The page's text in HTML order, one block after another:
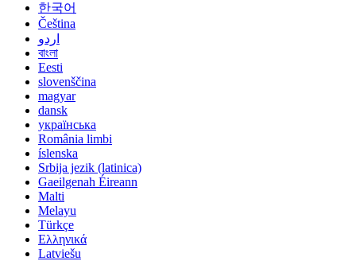
한국어
Čeština
اردو
বাংলা
Eesti
slovenščina
magyar
dansk
українська
România limbi
íslenska
Srbija jezik (latinica)
Gaeilgenah Éireann
Malti
Melayu
Türkçe
Ελληνικά
Latviešu